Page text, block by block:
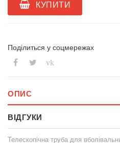
КУПИТИ
Поділиться у соцмережах
vk
ОПИС
ВІДГУКИ
Телескопічна труба для